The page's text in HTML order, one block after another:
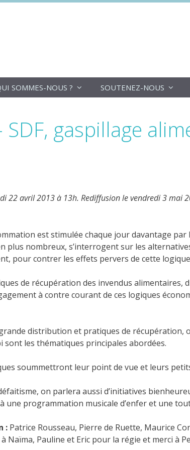
SOMMES-NOUS ? SOUTENEZ-NOUS
SDF, gaspillage
22 avril 2013 à 13h. Rediffusion le vendredi 3 mai
est stimulée chaque jour davantage
plus nombreux, s’interrogent sur les
pour contrer les effets pervers de cette
de récupération des invendus alimentaires,
à contre courant de ces logiques
distribution et pratiques de récupération,
sont les thématiques principales abordées.
soummettront leur point de vue et leurs
on parlera aussi d’initiatives
programmation musicale d’enfer et une
: Patrice Rousseau, Pierre de Ruette, Maurice
Naïma, Pauline et Eric pour la régie et merci à